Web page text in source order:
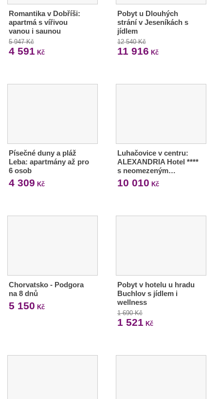
Romantika v Dobříši:
apartmá s vířivou
vanou i saunou
5 947 Kč
4 591 Kč
Pobyt u Dlouhých
strání v Jeseníkách s
jídlem
12 540 Kč
11 916 Kč
Písečné duny a pláž
Leba: apartmány až pro
6 osob
4 309 Kč
Luhačovice v centru:
ALEXANDRIA Hotel ****
s neomezeným…
10 010 Kč
Chorvatsko - Podgora
na 8 dnů
5 150 Kč
Pobyt v hotelu u hradu
Buchlov s jídlem i
wellness
1 690 Kč
1 521 Kč